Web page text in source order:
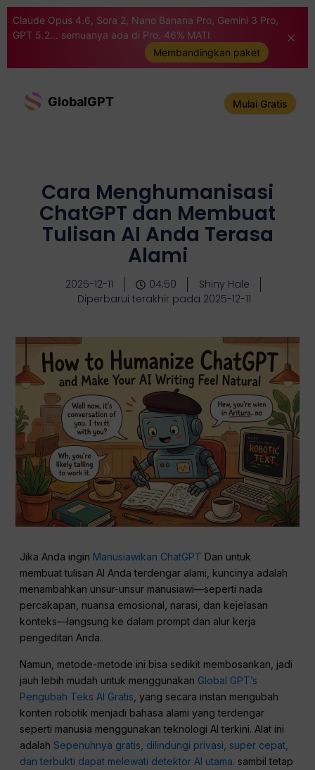
Claude Opus 4.6, Sora 2, Nano Banana Pro, Gemini 3 Pro,
GPT 5.2... semuanya ada di Pro. 46% MATI
Membandingkan paket
GlobalGPT Mulai Gratis
Cara Menghumanisasi
ChatGPT dan Membuat
Tulisan AI Anda Terasa
Alami
2025-12-11 04:50
Shiny Hale
Diperbarui terakhir pada 2025-12-11
Jika Anda ingin Manusiawikan ChatGPT Dan untuk
membuat tulisan AI Anda terdengar alami, kuncinya adalah
menambahkan unsur-unsur manusiawi—seperti nada
percakapan, nuansa emosional, narasi, dan kejelasan
konteks—langsung ke dalam prompt dan alur kerja
pengeditan Anda.
Namun, metode-metode ini bisa sedikit membosankan, jadi
jauh lebih mudah untuk menggunakan Global GPT’s
Pengubah Teks AI Gratis , yang secara instan mengubah
konten robotik menjadi bahasa alami yang terdengar
seperti manusia menggunakan teknologi AI terkini. Alat ini
adalahSepenuhnya gratis, dilindungi privasi, super cepat,
dan terbukti dapat melewati detektor AI utama. sambil tetap